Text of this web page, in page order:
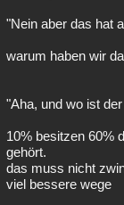
"Nein aber das hat
warum haben wir
"Aha, und wo ist
10% besitzen 60%
gehört.
das muss nicht
viel bessere wege